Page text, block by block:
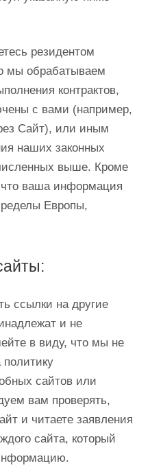
резидентом
мы обрабатываем
контрактов,
с вами (например,
Сайт), или иным
наших законных
выше. Кроме
что ваша информация
Европы,
ссылки на другие
и не
в виду, что мы не
политику
сайтов или
вам проверять,
и читаете заявления
сайта, который